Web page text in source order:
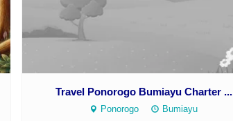
Travel Ponorogo Bumiayu Charter ...
Ponorogo Bumiayu